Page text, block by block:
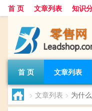
首 页 文章列表 知识
首 页 文章列表
> 文章列表 > 为什